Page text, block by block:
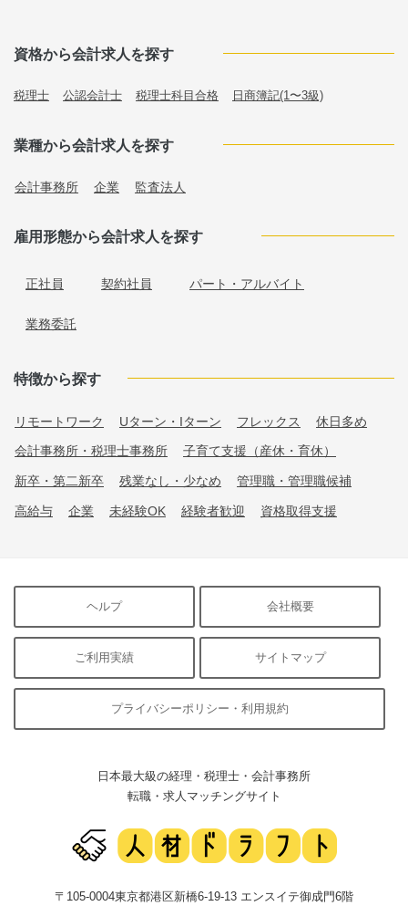
資格から会計求人を探す
税理士 公認会計士 税理士科目合格 日商簿記(1〜3級)
業種から会計求人を探す
会計事務所 企業 監査法人
雇用形態から会計求人を探す
正社員 契約社員 パート・アルバイト
業務委託
特徴から探す
リモートワーク Uターン・Iターン フレックス 休日多め
会計事務所・税理士事務所 子育て支援（産休・育休）
新卒・第二新卒 残業なし・少なめ 管理職・管理職候補
高給与 企業 未経験OK 経験者歓迎 資格取得支援
ヘルプ 会社概要
ご利用実績 サイトマップ
プライバシーポリシー・利用規約
日本最大級の経理・税理士・会計事務所
転職・求人マッチングサイト
〒105-0004東京都港区新橋6-19-13 エンスイテ御成門6階